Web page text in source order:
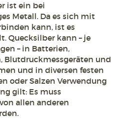
ist ein bei
Metall. Da es sich mit
kann, ist es
Quecksilber kann – je
– in Batterien,
Blutdruckmessgeräten und
und in diversen festen
oder Salzen Verwendung
gilt: Es muss
allen anderen